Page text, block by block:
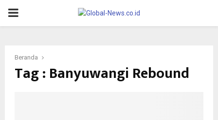
PRIMARY
Beranda
Tag : Banyuwangi Rebound